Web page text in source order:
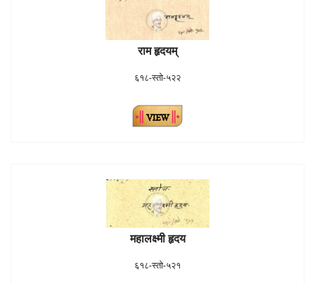
राम हृदयम्
६१८-स्तो-५२२
महालक्ष्मी हृदय
६१८-स्तो-५२१